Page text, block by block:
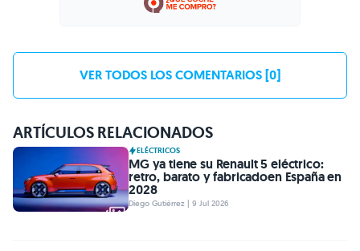
VER TODOS LOS COMENTARIOS [0]
ARTÍCULOS RELACIONADOS
ELÉCTRICOS
MG ya tiene su Renault 5 eléctrico:
retro, barato y fabricadoen España en
2028
Diego Gutiérrez | 9 Jul 2026